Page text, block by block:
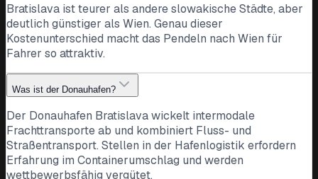
Bratislava ist teurer als andere slowakische Städte, aber
deutlich günstiger als Wien. Genau dieser
Kostenunterschied macht das Pendeln nach Wien für
Fahrer so attraktiv.
Was ist der Donauhafen?
Der Donauhafen Bratislava wickelt intermodale
Frachttransporte ab und kombiniert Fluss- und
Straßentransport. Stellen in der Hafenlogistik erfordern
Erfahrung im Containerumschlag und werden
wettbewerbsfähig vergütet.